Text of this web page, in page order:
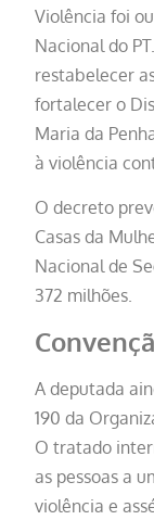
Violência foi
Nacional do
restabelecer
fortalecer o
Maria da
à violência
O decreto
Casas da
Nacional de
372 milhões.
A deputada
190 da
O tratado
as pessoas a
violência e